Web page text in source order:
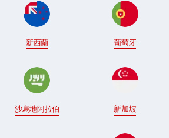
新西蘭 葡萄牙
沙烏地阿拉伯 新加坡